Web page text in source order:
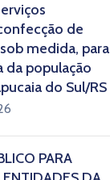
de
medida, para
da população
do Sul/RS
PARA